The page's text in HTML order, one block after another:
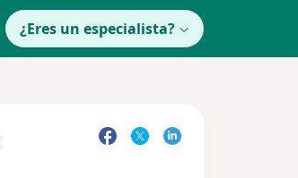
¿Eres un especialista?